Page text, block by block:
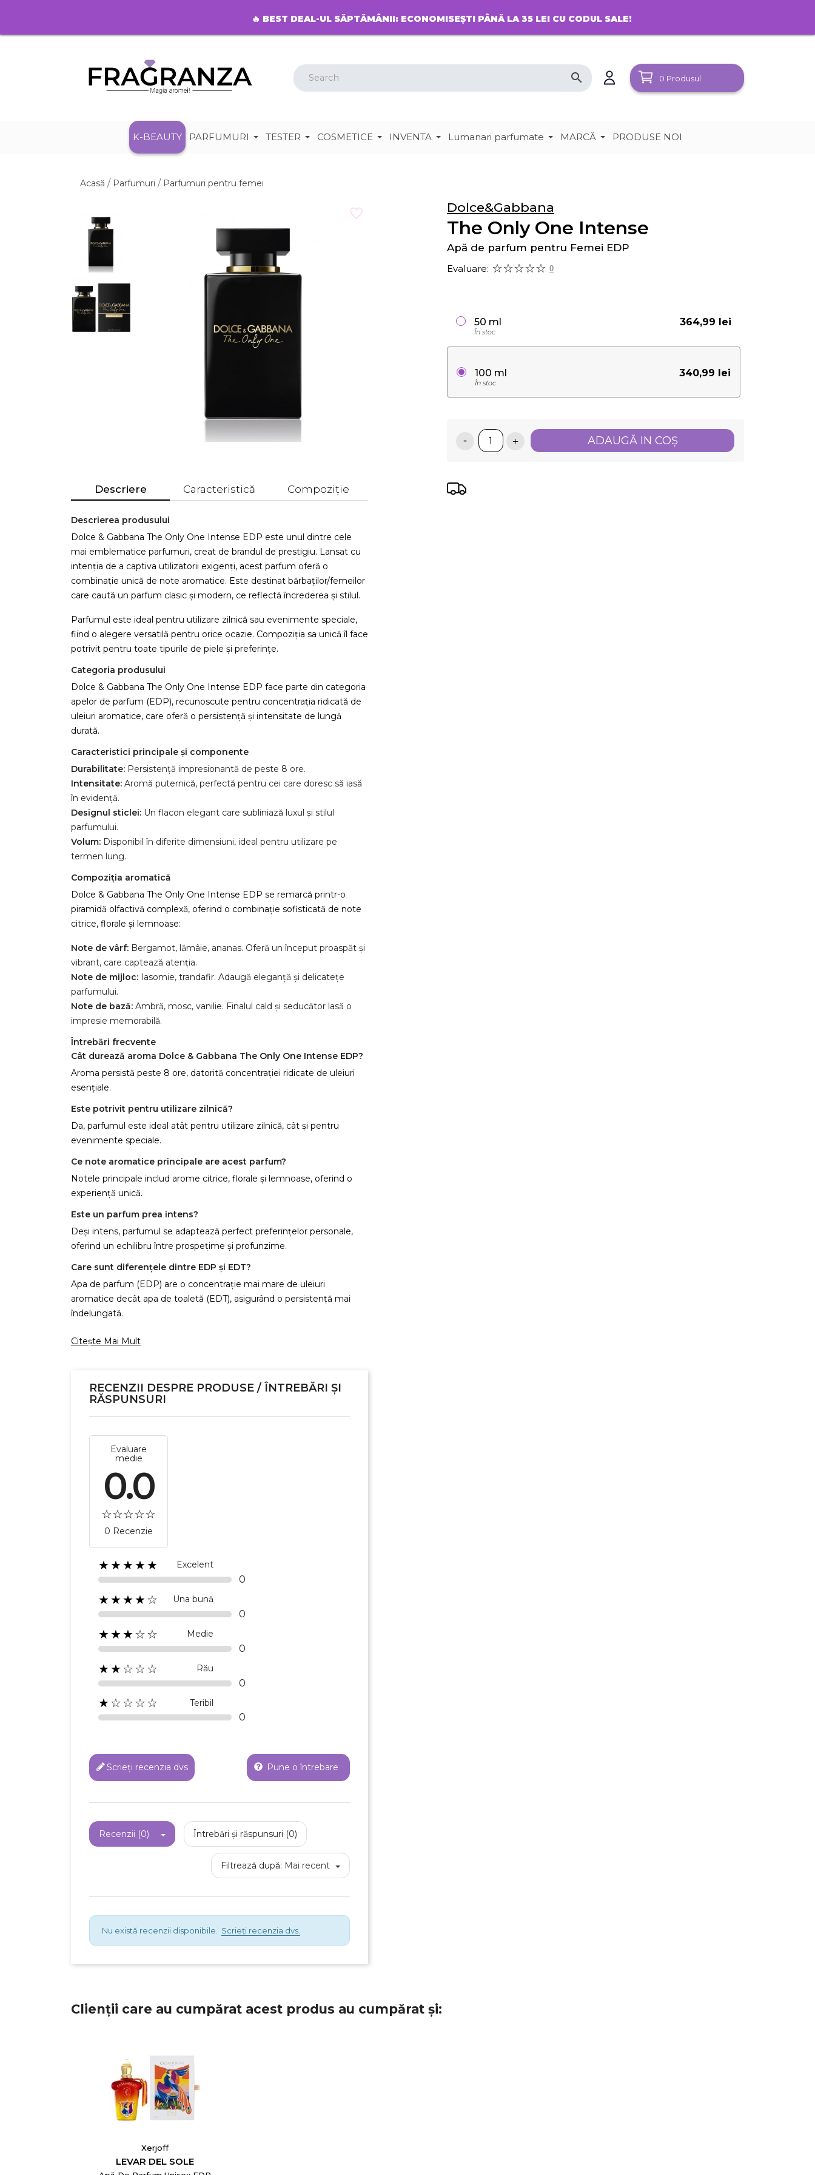
🔥 BEST DEAL-UL SĂPTĂMÂNII: ECONOMISEȘTI PÂNĂ LA 35 LEI CU CODUL SALE!
search 0 Produsul
K-BEAUTY PARFUMURI TESTER COSMETICE INVENTA Lumanari parfumate MARCĂ PRODUSE NOI
Acasă Parfumuri Parfumuri pentru femei
Descriere Caracteristică Compoziție
Descrierea produsului
Dolce & Gabbana The Only One Intense EDP este unul dintre cele
mai emblematice parfumuri, creat de brandul de prestigiu. Lansat cu
intenția de a captiva utilizatorii exigenți, acest parfum oferă o
combinație unică de note aromatice. Este destinat bărbaților/femeilor
care caută un parfum clasic și modern, ce reflectă încrederea și stilul.
Parfumul este ideal pentru utilizare zilnică sau evenimente speciale,
fiind o alegere versatilă pentru orice ocazie. Compoziția sa unică îl face
potrivit pentru toate tipurile de piele și preferințe.
Categoria produsului
Dolce & Gabbana The Only One Intense EDP face parte din categoria
apelor de parfum (EDP), recunoscute pentru concentrația ridicată de
uleiuri aromatice, care oferă o persistență și intensitate de lungă
durată.
Caracteristici principale și componente
Durabilitate: Persistență impresionantă de peste 8 ore.
Intensitate: Aromă puternică, perfectă pentru cei care doresc să iasă
în evidență.
Designul sticlei: Un flacon elegant care subliniază luxul și stilul
parfumului.
Volum: Disponibil în diferite dimensiuni, ideal pentru utilizare pe
termen lung.
Compoziția aromatică
Dolce & Gabbana The Only One Intense EDP se remarcă printr-o
piramidă olfactivă complexă, oferind o combinație sofisticată de note
citrice, florale și lemnoase:
Note de vârf: Bergamot, lămâie, ananas. Oferă un început proaspăt și
vibrant, care captează atenția.
Note de mijloc: Iasomie, trandafir. Adaugă eleganță și delicatețe
parfumului.
Note de bază: Ambră, mosc, vanilie. Finalul cald și seducător lasă o
impresie memorabilă.
Întrebări frecvente
Cât durează aroma Dolce & Gabbana The Only One Intense EDP?
Aroma persistă peste 8 ore, datorită concentrației ridicate de uleiuri
esențiale.
Este potrivit pentru utilizare zilnică?
Da, parfumul este ideal atât pentru utilizare zilnică, cât și pentru
evenimente speciale.
Ce note aromatice principale are acest parfum?
Notele principale includ arome citrice, florale și lemnoase, oferind o
experiență unică.
Este un parfum prea intens?
Deși intens, parfumul se adaptează perfect preferințelor personale,
oferind un echilibru între prospețime și profunzime.
Care sunt diferențele dintre EDP și EDT?
Apa de parfum (EDP) are o concentrație mai mare de uleiuri
aromatice decât apa de toaletă (EDT), asigurând o persistență mai
îndelungată.
Citește Mai Mult
RECENZII DESPRE PRODUSE / ÎNTREBĂRI ȘI
RĂSPUNSURI
Evaluare
medie
0.0
0 Recenzie
★★★★★ Excelent
0
★★★★☆ Una bună
0
★★★☆☆ Medie
0
★★☆☆☆ Rău
0
★☆☆☆☆ Teribil
0
Scrieți recenzia dvs Pune o întrebare
Recenzii (0) Întrebări și răspunsuri (0)
Filtrează după: Mai recent
Nu există recenzii disponibile. Scrieți recenzia dvs.
Dolce&Gabbana
The Only One Intense
Apă de parfum pentru Femei EDP
Evaluare: 0
364,99 lei
50 ml
În stoc
340,99 lei
100 ml
În stoc
ADAUGĂ IN COŞ
Clienții care au cumpărat acest produs au cumpărat și:
Xerjoff
LEVAR DEL SOLE
Creeaza o lista de dorinte